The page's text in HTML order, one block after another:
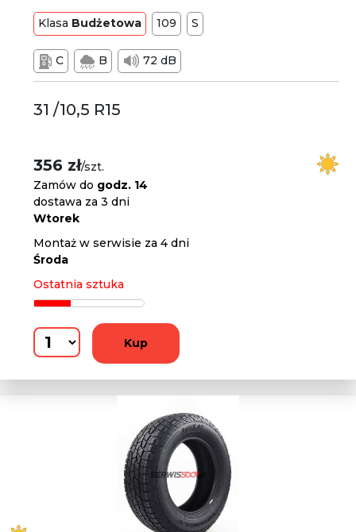
Klasa Budżetowa 109 S
C B 72 dB
31 /10,5 R15
356 zł/szt.
Zamów do godz. 14
dostawa za 3 dni
Wtorek
Montaż w serwisie za 4 dni
Środa
Ostatnia sztuka
Kup